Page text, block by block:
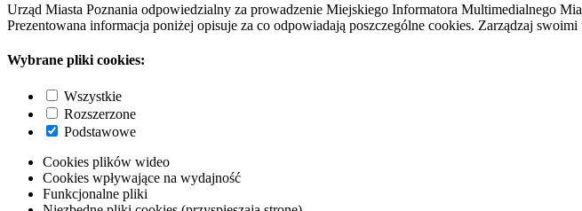
Urząd Miasta Poznania odpowiedzialny za prowadzenie Miejskiego Informatora Multimedialnego
Prezentowana informacja poniżej opisuje za co odpowiadają poszczególne cookies. Zarządzaj
Wybrane pliki cookies:
Wszystkie
Rozszerzone
Podstawowe
Cookies plików wideo
Cookies wpływające na wydajność
Funkcjonalne pliki